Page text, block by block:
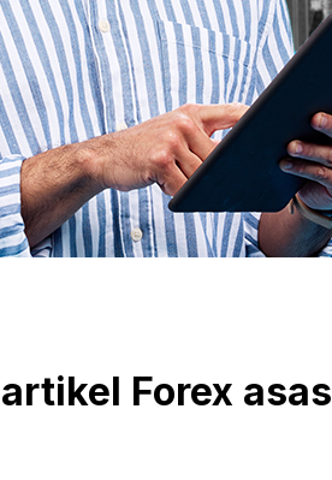
artikel Forex asas